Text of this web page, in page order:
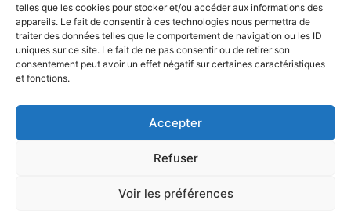
telles que les cookies pour stocker et/ou accéder aux informations des
appareils. Le fait de consentir à ces technologies nous permettra de
traiter des données telles que le comportement de navigation ou les ID
uniques sur ce site. Le fait de ne pas consentir ou de retirer son
consentement peut avoir un effet négatif sur certaines caractéristiques
et fonctions.
Accepter
Refuser
Voir les préférences
ARCANE VISIONS- Tarologie,
numérologie et
horoscope
Mentions légales